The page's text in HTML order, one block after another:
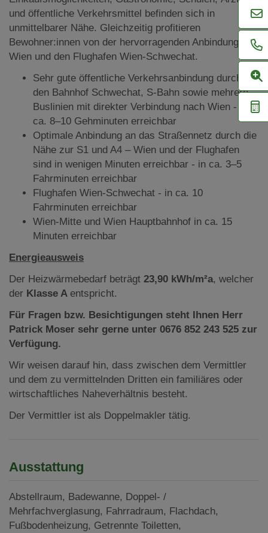
und öffentliche Verkehrsmittel befinden sich in
unmittelbarer Nähe. Gleichzeitig profitieren
Bewohner:innen von der hervorragenden Anbindung an
Wien und den Flughafen Wien-Schwechat.
Sehr gute öffentliche Verkehrsanbindung durch
den Bahnhof Schwechat, S-Bahn sowie mehrere
Buslinien mit direkter Verbindung nach Wien - in
ca. 8–10 Gehminuten erreichbar
Optimale Anbindung an das Straßennetz durch die
Nähe zur S1 und A4 – Wien und der Flughafen
sind in wenigen Minuten erreichbar - in ca. 3–5
Fahrminuten erreichbar
Flughafen Wien-Schwechat - in ca. 10
Fahrminuten erreichbar
Wien-Mitte und Wien Hauptbahnhof in ca. 15
Minuten erreichbar
Energieausweis
Der Heizwärmebedarf beträgt 23,90 kWh/m²a, welcher
der Klasse A entspricht.
Für Fragen bzw. Besichtigungen steht Ihnen Herr
Patrick Moser sehr gerne unter 0676 852 243 525 zur
Verfügung.
Wir weisen darauf hin, dass zwischen dem Vermittler
und dem zu vermittelnden Dritten ein familiäres oder
wirtschaftliches Naheverhältnis besteht.
Der Vermittler ist als Doppelmakler tätig.
Ausstattung
Abstellraum Badewanne Doppel- /
Mehrfachverglasung Fahrradraum
Flachdach
Fußbodenheizung Getrennte Toiletten